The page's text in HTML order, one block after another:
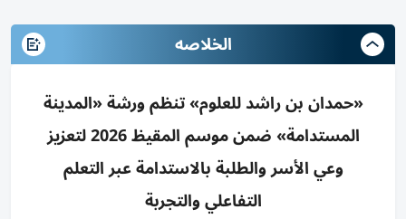
الخلاصه
«حمدان بن راشد للعلوم» تنظم ورشة «المدينة
المستدامة» ضمن موسم المقيظ 2026 لتعزيز
وعي الأسر والطلبة بالاستدامة عبر التعلم
التفاعلي والتجربة